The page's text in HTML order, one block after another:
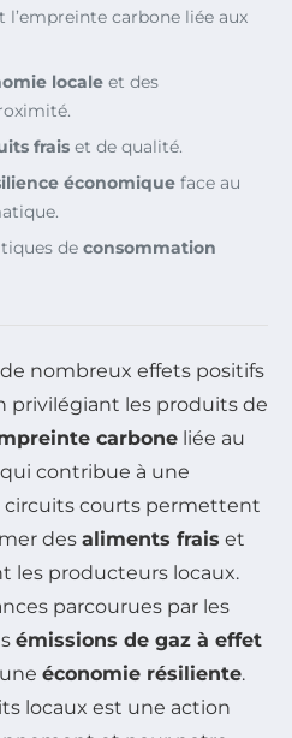
l’empreinte carbone liée aux
locale et des
frais et de qualité.
économique face au
de consommation
nombreux effets positifs
privilégiant les produits de
carbone liée au
contribue à une
circuits courts permettent
des aliments frais et
les producteurs locaux.
parcourues par les
émissions de gaz à effet
économie résiliente.
locaux est une action